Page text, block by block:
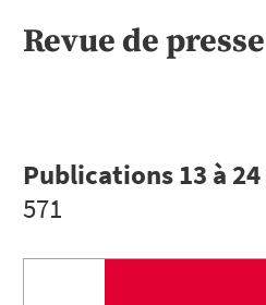
Revue de presse
Publications 13 à 24
571